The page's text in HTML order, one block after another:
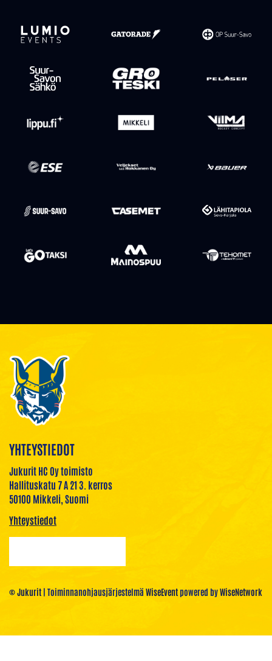
YHTEYSTIEDOT
Jukurit HC Oy toimisto
Hallituskatu 7 A 21 3. kerros
50100 Mikkeli, Suomi
Yhteystiedot
© Jukurit | Toiminnanohjausjärjestelmä WiseEventpowered byWiseNetwork